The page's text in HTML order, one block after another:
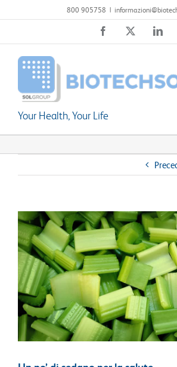
al
800 905758 |
Facebook
Your Health, Your Life
Ingrandisci
immagine